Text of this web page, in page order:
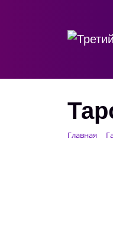
Главная